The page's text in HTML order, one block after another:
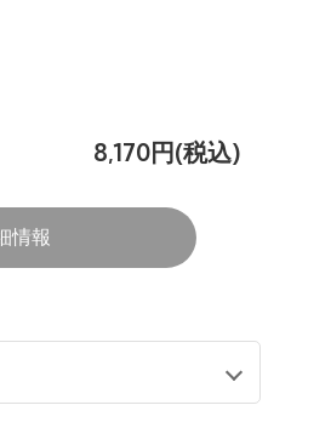
8,170円(税込)
情報